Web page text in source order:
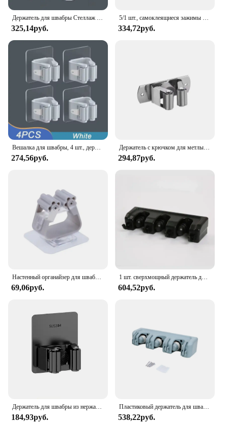
Держатель для швабры Стеллаж для хранения Всасывающая подвесная труба для ванной комнаты Бесследный зажим для швабры Вешалка для метлы Настенная водонепроницаемая полка для швабры Белый
325,14руб.
5/1 шт., самоклеящиеся зажимы для швабры, из нержавеющей стали
334,72руб.
Вешалка для швабры, 4 шт., держатель для спальни, самоклеящаяся вешалка, настенное крепление для подвешивания и хранения, организация прачечной, ванной комнаты
274,56руб.
Держатель с крючком для метлы, настенное крепление, органайзер для швабры, крючок для хранения из нержавеющей стали, аксессуары для организации кухни, ванной комнаты
294,87руб.
69,06руб.
1 шт. сверхмощный держатель для швабры и метлы, настенное крепление — стеллаж для хранения в гараже и прачечной
604,52руб.
184,93руб.
Пластиковый держатель для швабры, настенное крепление, эргономичное положение 3/4/5, многофункциональная стойка для хранения, органайзер для ванной комнаты
538,22руб.